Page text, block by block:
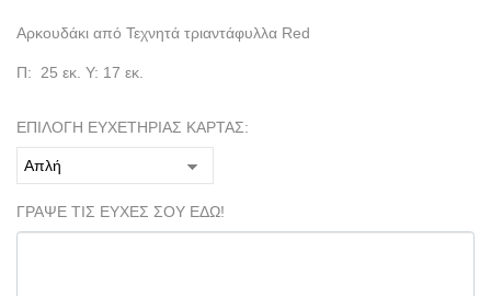
Αρκουδάκι από Τεχνητά τριαντάφυλλα Red
Π: 25 εκ. Υ: 17 εκ.
ΕΠΙΛΟΓΗ ΕΥΧΕΤΗΡΙΑΣ ΚΑΡΤΑΣ:
ΓΡΑΨΕ ΤΙΣ ΕΥΧΕΣ ΣΟΥ ΕΔΩ!